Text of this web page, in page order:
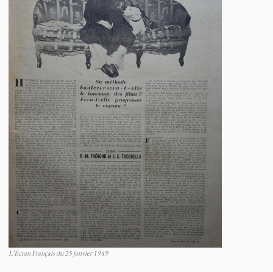
L’Ecran Français du 25 janvier 1949